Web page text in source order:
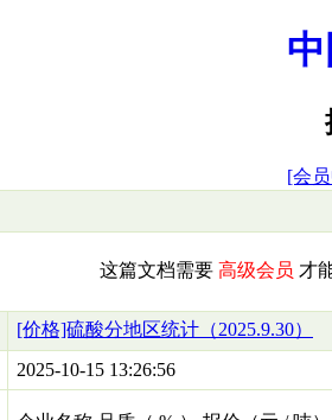
[会
这篇文档需要 高级会员 才
[价格]硫酸分地区统计（2025.9.30）
2025-10-15 13:26:56